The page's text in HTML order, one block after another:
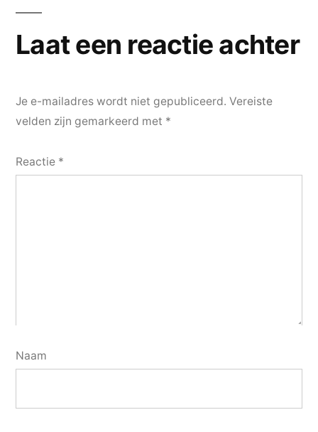
Laat een reactie achter
Je e-mailadres wordt niet gepubliceerd. Vereiste
velden zijn gemarkeerd met *
Reactie *
Naam